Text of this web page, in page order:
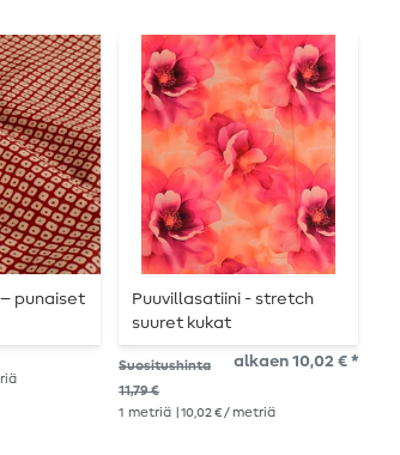
punaiset
Puuvillasatiini - stretch
suuret kukat
vaaleanpunainen
Suositushinta
11,79 €
alkaen 10,02 € *
1 metriä | 10,02 € / metriä